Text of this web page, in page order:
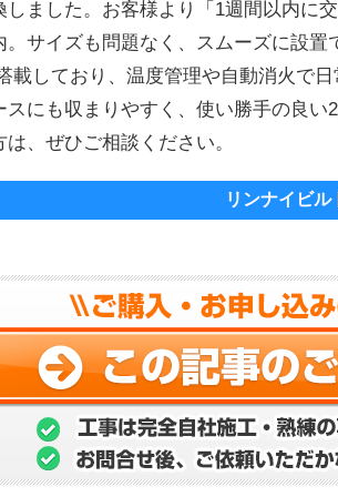
しました。お客様より「1週間以内に
。サイズも問題なく、スムーズに設
載しており、温度管理や自動消火で
スにも収まりやすく、使い勝手の良
は、ぜひご相談ください。
リンナイビル